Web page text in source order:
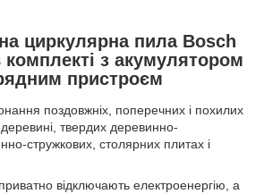
циркулярна пила Bosch
комплекті з акумулятором
пристроєм
поздовжніх, поперечних і похилих
твердих деревинно-
стружкових, столярних плитах і
відключають електроенергію, а